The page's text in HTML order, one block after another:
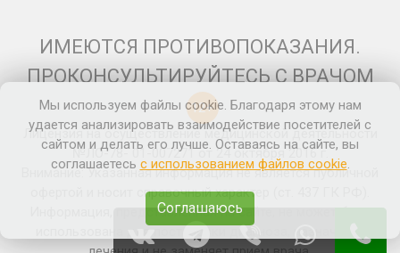
ИМЕЮТСЯ ПРОТИВОПОКАЗАНИЯ.
ПРОКОНСУЛЬТИРУЙТЕСЬ С ВРАЧОМ
12+
Лицензия на осуществление медицинской деятельности
№ЛО-78- 01-007271 от 24 октября 2016 г.
Внимание: Указанная информация не является публичной
офертой и носит справочный характер (ст. 437 ГК РФ).
Информация, представленная на сайте, не может быть
Мы используем файлы cookie. Благодаря этому нам
удается анализировать взаимодействие посетителей с
сайтом и делать его лучше. Оставаясь на сайте, вы
соглашаетесь с использованием файлов cookie.
Соглашаюсь